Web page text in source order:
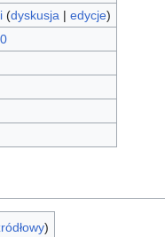
(dyskusja| edycje)
)